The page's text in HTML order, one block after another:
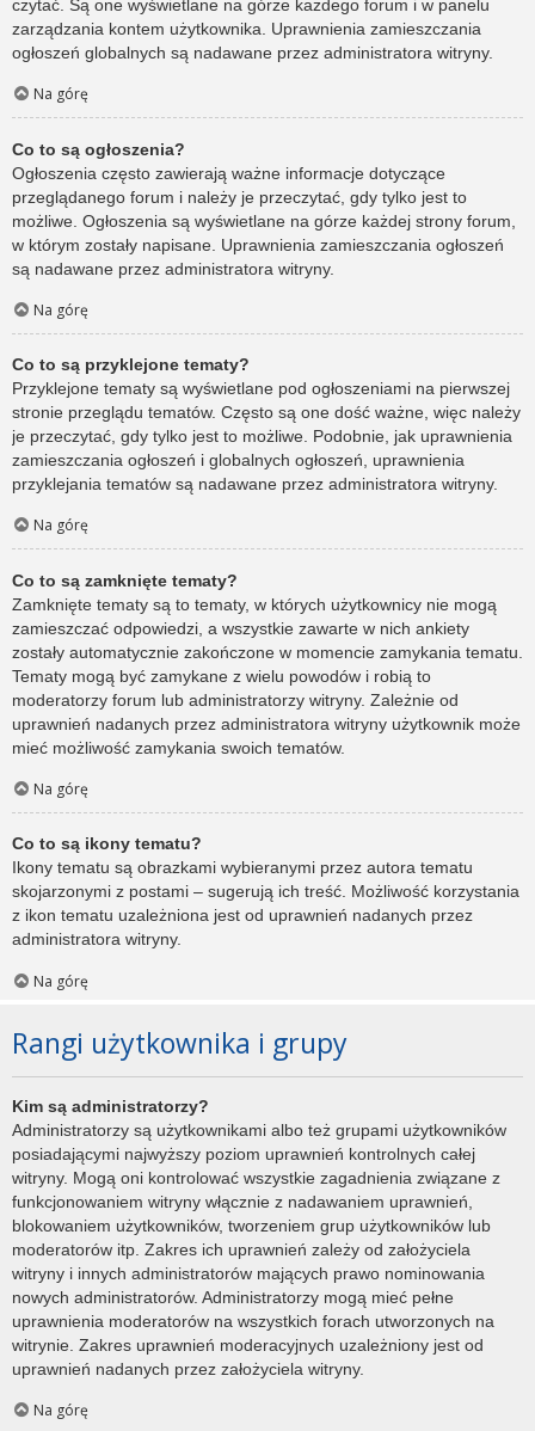
czytać. Są one wyświetlane na górze każdego forum i w panelu
zarządzania kontem użytkownika. Uprawnienia zamieszczania
ogłoszeń globalnych są nadawane przez administratora witryny.
Na górę
Co to są ogłoszenia?
Ogłoszenia często zawierają ważne informacje dotyczące
przeglądanego forum i należy je przeczytać, gdy tylko jest to
możliwe. Ogłoszenia są wyświetlane na górze każdej strony forum,
w którym zostały napisane. Uprawnienia zamieszczania ogłoszeń
są nadawane przez administratora witryny.
Na górę
Co to są przyklejone tematy?
Przyklejone tematy są wyświetlane pod ogłoszeniami na pierwszej
stronie przeglądu tematów. Często są one dość ważne, więc należy
je przeczytać, gdy tylko jest to możliwe. Podobnie, jak uprawnienia
zamieszczania ogłoszeń i globalnych ogłoszeń, uprawnienia
przyklejania tematów są nadawane przez administratora witryny.
Na górę
Co to są zamknięte tematy?
Zamknięte tematy są to tematy, w których użytkownicy nie mogą
zamieszczać odpowiedzi, a wszystkie zawarte w nich ankiety
zostały automatycznie zakończone w momencie zamykania tematu.
Tematy mogą być zamykane z wielu powodów i robią to
moderatorzy forum lub administratorzy witryny. Zależnie od
uprawnień nadanych przez administratora witryny użytkownik może
mieć możliwość zamykania swoich tematów.
Na górę
Co to są ikony tematu?
Ikony tematu są obrazkami wybieranymi przez autora tematu
skojarzonymi z postami – sugerują ich treść. Możliwość korzystania
z ikon tematu uzależniona jest od uprawnień nadanych przez
administratora witryny.
Na górę
Rangi użytkownika i grupy
Kim są administratorzy?
Administratorzy są użytkownikami albo też grupami użytkowników
posiadającymi najwyższy poziom uprawnień kontrolnych całej
witryny. Mogą oni kontrolować wszystkie zagadnienia związane z
funkcjonowaniem witryny włącznie z nadawaniem uprawnień,
blokowaniem użytkowników, tworzeniem grup użytkowników lub
moderatorów itp. Zakres ich uprawnień zależy od założyciela
witryny i innych administratorów mających prawo nominowania
nowych administratorów. Administratorzy mogą mieć pełne
uprawnienia moderatorów na wszystkich forach utworzonych na
witrynie. Zakres uprawnień moderacyjnych uzależniony jest od
uprawnień nadanych przez założyciela witryny.
Na górę